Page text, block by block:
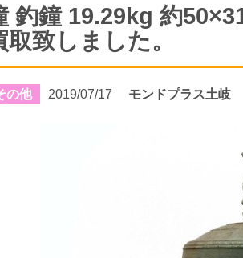
釣鐘 19.29kg 約
取致しました。
の他 2019/07/17 モンドプラス土岐